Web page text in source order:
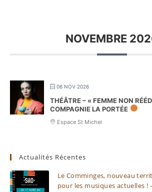
NOVEMBRE
06 NOV 2026
THÉÂTRE – « FEMME NON
COMPAGNIE LA PORTÉE
Espace St Michel
Actualités Récentes
Le Comminges, nouveau
pour les musiques actuelles !